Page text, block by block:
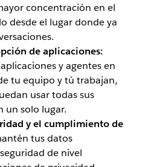
concentración en el
desde el lugar donde ya
de aplicaciones:
y agentes en
tu equipo y tú trabajan,
usar todas sus
un solo lugar.
y el cumplimiento de
tus datos
de nivel